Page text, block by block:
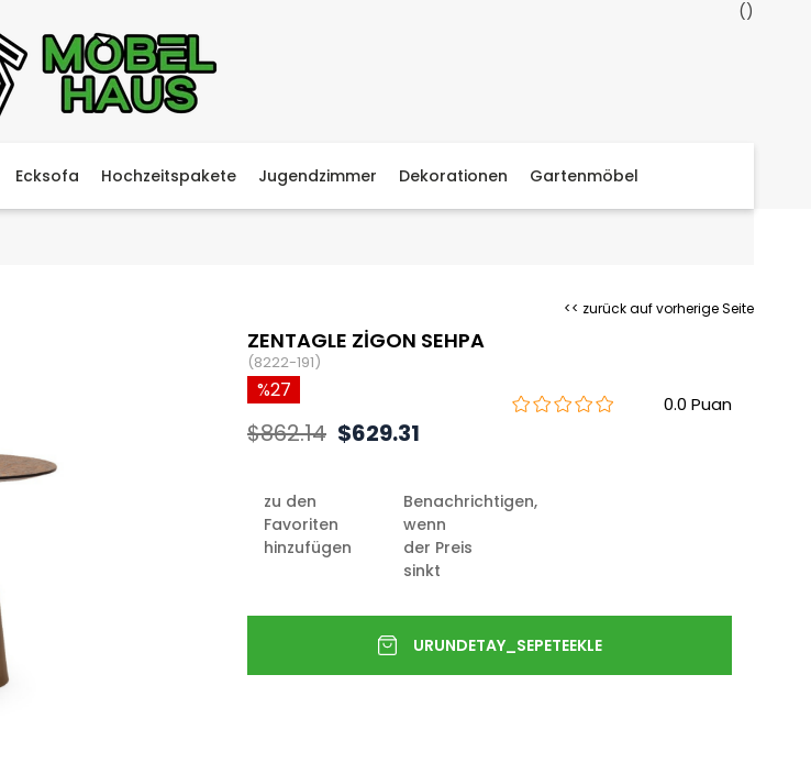
Ecksofa Hochzeitspakete Jugendzimmer Dekorationen Gartenmöbel
<< zurück auf vorherige Seite
ZENTAGLE ZİGON SEHPA
(8222-191)
0.0
27
$862.14 $629.31
zu den
Favoriten
hinzufügen
Benachrichtigen,
wenn
der Preis
sinkt